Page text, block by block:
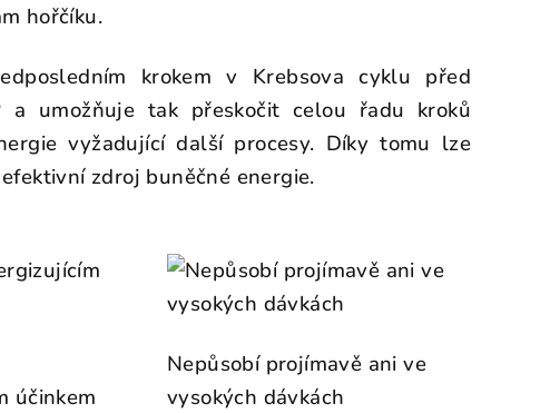
hořčíku.
krokem v Krebsova cyklu před
a umožňuje tak přeskočit celou řadu kroků
vyžadující další procesy. Díky tomu lze
zdroj buněčné energie.
účinkem
Nepůsobí projímavě ani ve
vysokých dávkách